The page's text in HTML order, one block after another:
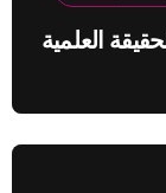
العلمية